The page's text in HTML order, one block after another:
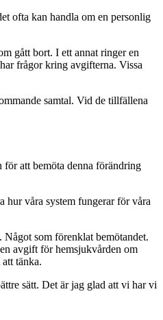
ofta kan handla om en personlig
gått bort. I ett annat ringer en
frågor kring avgifterna. Vissa
samtal. Vid de tillfällena
för att bemöta denna förändring
hur våra system fungerar för våra
som förenklat bemötandet.
avgift för hemsjukvården om
tänka.
sätt. Det är jag glad att vi har vi